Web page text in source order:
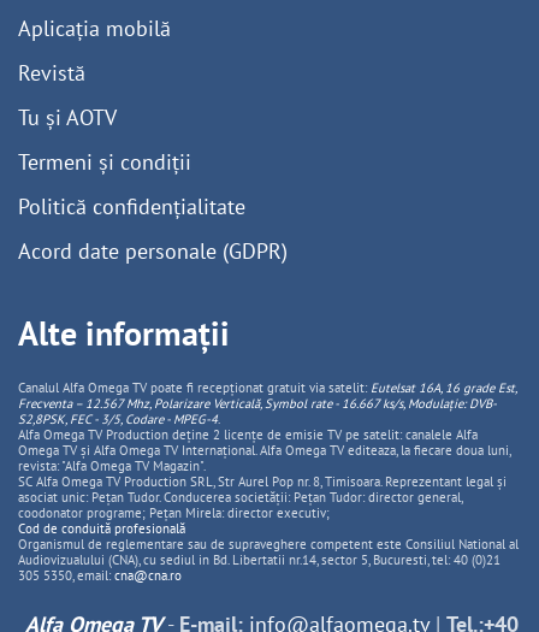
Aplicația mobilă
Revistă
Tu și AOTV
Termeni și condiții
Politică confidențialitate
Acord date personale (GDPR)
Alte informații
Canalul Alfa Omega TV poate fi recepționat gratuit via satelit: Eutelsat 16A, 16 grade Est,
Frecventa – 12.567 Mhz, PolarizareVerticală, Symbol rate - 16.667 ks/s, Modulație: DVB-
S2,8PSK, FEC - 3/5, Codare - MPEG-4.
Alfa Omega TV Production deține 2 licențe de emisie TV pe satelit: canalele Alfa
Omega TV și Alfa Omega TV Internațional. Alfa Omega TV editeaza, la fiecare doua luni,
revista: "Alfa Omega TV Magazin".
SC Alfa Omega TV Production SRL, Str Aurel Pop nr. 8, Timisoara. Reprezentant legal și
asociat unic: Pețan Tudor. Conducerea societății: Pețan Tudor: director general,
coodonator programe; Pețan Mirela: director executiv;
Cod de conduită profesională
Organismul de reglementare sau de supraveghere competent este Consiliul National al
Audiovizualului (CNA), cu sediul in Bd. Libertatii nr.14, sector 5, Bucuresti, tel: 40 (0)21
305 5350, email: cna@cna.ro
Alfa Omega TV- E-mail: info@alfaomega.tv| Tel.:+40